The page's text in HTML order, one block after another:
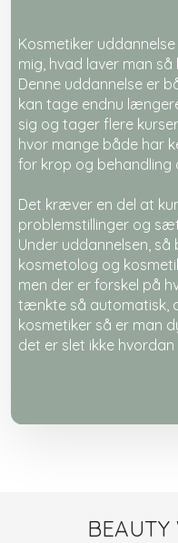
​Kosmetiker
mig, hvad laver man
Denne uddannelse er
kan tage endnu
sig og tager flere
hvor mange både har
for krop og behandling
Det kræver en del at
problemstillinger og
Under uddannelsen,
kosmetolog og
men der er forskel på
tænkte så automatisk,
kosmetiker så er man
det er slet ikke